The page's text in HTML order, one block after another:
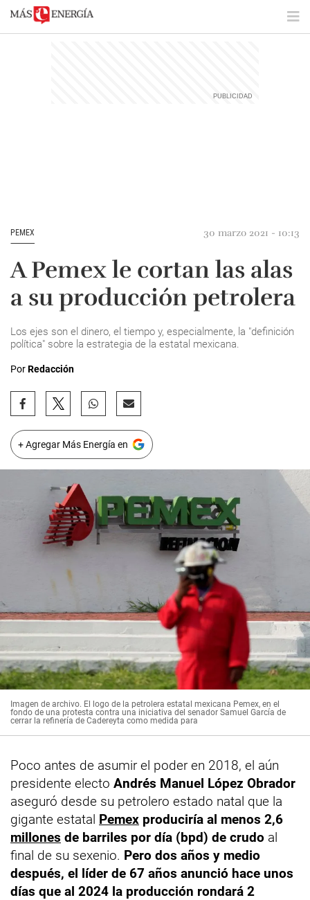
PEMEX 30 marzo 2021 - 10:13
A Pemex le cortan las alas
a su producción petrolera
Los ejes son el dinero, el tiempo y, especialmente, la "definición
política" sobre la estrategia de la estatal mexicana.
PorRedacción
+ Agregar Más Energía en
Imagen de archivo. El logo de la petrolera estatal mexicana Pemex, en el
fondo de una protesta contra una iniciativa del senador Samuel García de
cerrar la refinería de Cadereyta como medida para
Poco antes de asumir el poder en 2018, el aún
presidente electo Andrés Manuel López Obrador
aseguró desde su petrolero estado natal que la
gigante estatal Pemex produciría al menos 2,6
millones de barriles por día (bpd) de crudo al
final de su sexenio. Pero dos años y medio
después, el líder de 67 años anunció hace unos
días que al 2024 la producción rondará 2